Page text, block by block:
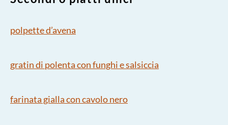
polpette d’avena
gratin di polenta con funghi e salsiccia
farinata gialla con cavolo nero